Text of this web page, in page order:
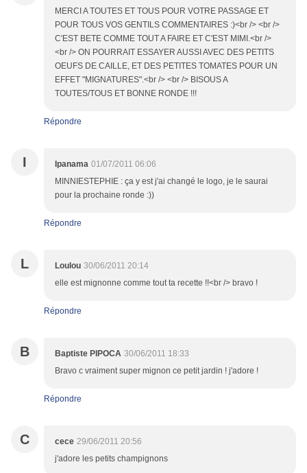
MERCI A TOUTES ET TOUS POUR VOTRE PASSAGE ET
POUR TOUS VOS GENTILS COMMENTAIRES :)<br /> <br />
C'EST BETE COMME TOUT A FAIRE ET C'EST MIMI.<br />
<br /> ON POURRAIT ESSAYER AUSSI AVEC DES PETITS
OEUFS DE CAILLE, ET DES PETITES TOMATES POUR UN
EFFET "MIGNATURES".<br /> <br /> BISOUS A
TOUTES/TOUS ET BONNE RONDE !!!
Répondre
I Ipanama 01/07/2011 06:06
MINNIESTEPHIE : ça y est j'ai changé le logo, je le saurai
pour la prochaine ronde :))
Répondre
L Loulou 30/06/2011 20:14
elle est mignonne comme tout ta recette !!<br /> bravo !
Répondre
B Baptiste PIPOCA 30/06/2011 18:33
Bravo c vraiment super mignon ce petit jardin ! j'adore !
Répondre
C cece 29/06/2011 20:56
j'adore les petits champignons